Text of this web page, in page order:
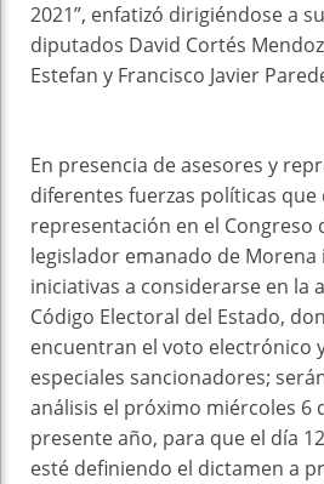
2021”, enfatizó dirigiéndose a
diputados David Cortés
Estefan y Francisco Javier
En presencia de asesores y
diferentes fuerzas políticas que
representación en el Congreso
legislador emanado de
iniciativas a considerarse en la
Código Electoral del Estado,
encuentran el voto electrónico
especiales sancionadores;
análisis el próximo miércoles 6
presente año, para que el día
esté definiendo el dictamen a